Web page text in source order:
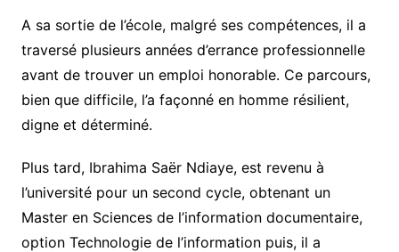
A sa sortie de l’école, malgré ses compétences, il a
traversé plusieurs années d’errance professionnelle
avant de trouver un emploi honorable. Ce parcours,
bien que difficile, l’a façonné en homme résilient,
digne et déterminé.
Plus tard, Ibrahima Saër Ndiaye, est revenu à
l’université pour un second cycle, obtenant un
Master en Sciences de l’information documentaire,
option Technologie de l’information puis, il a